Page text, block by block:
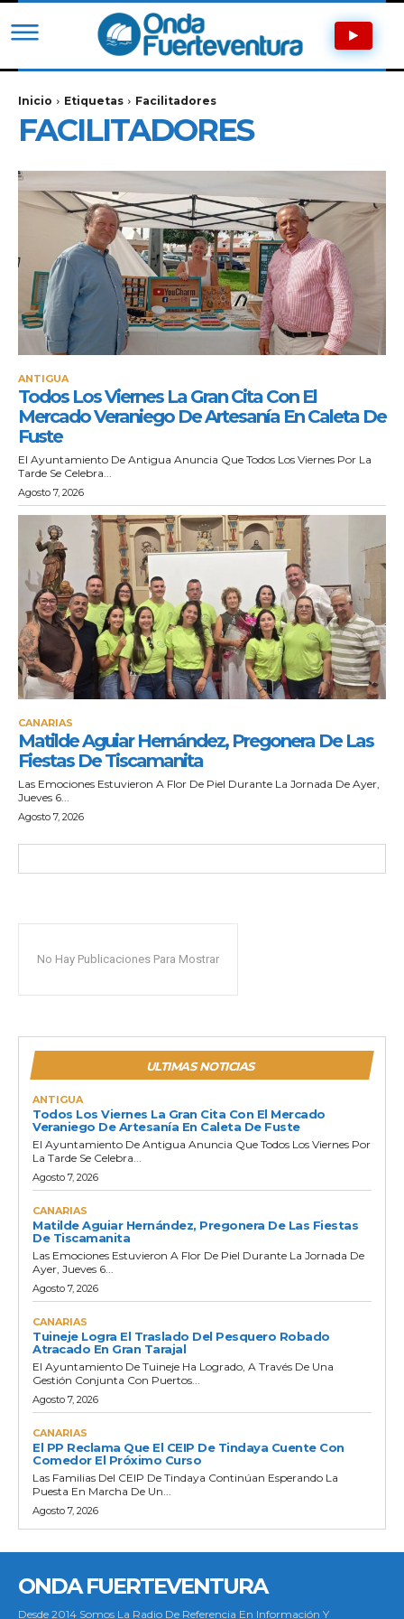
Inicio Etiquetas Facilitadores
FACILITADORES
ANTIGUA
Todos Los Viernes La Gran Cita Con El
Mercado Veraniego De Artesanía En Caleta De
Fuste
El Ayuntamiento De Antigua Anuncia Que Todos Los Viernes Por La
Tarde Se Celebra...
Agosto 7, 2026
CANARIAS
Matilde Aguiar Hernández, Pregonera De Las
Fiestas De Tiscamanita
Las Emociones Estuvieron A Flor De Piel Durante La Jornada De Ayer,
Jueves 6...
Agosto 7, 2026
No Hay Publicaciones Para Mostrar
ULTIMAS NOTICIAS
ANTIGUA
Todos Los Viernes La Gran Cita Con El Mercado
Veraniego De Artesanía En Caleta De Fuste
El Ayuntamiento De Antigua Anuncia Que Todos Los Viernes Por
La Tarde Se Celebra...
Agosto 7, 2026
CANARIAS
Matilde Aguiar Hernández, Pregonera De Las Fiestas
De Tiscamanita
Las Emociones Estuvieron A Flor De Piel Durante La Jornada De
Ayer, Jueves 6...
Agosto 7, 2026
CANARIAS
Tuineje Logra El Traslado Del Pesquero Robado
Atracado En Gran Tarajal
El Ayuntamiento De Tuineje Ha Logrado, A Través De Una
Gestión Conjunta Con Puertos...
Agosto 7, 2026
CANARIAS
El PP Reclama Que El CEIP De Tindaya Cuente Con
Comedor El Próximo Curso
Las Familias Del CEIP De Tindaya Continúan Esperando La
Puesta En Marcha De Un...
Agosto 7, 2026
ONDA FUERTEVENTURA
Desde 2014 Somos La Radio De Referencia En Información Y